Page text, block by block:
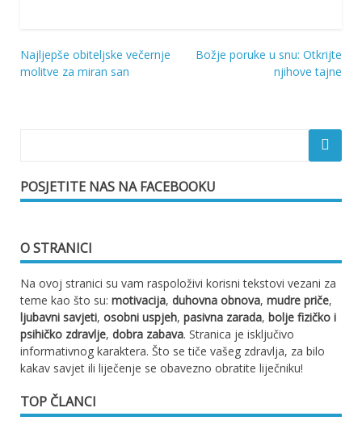
Navigacija
Najljepše obiteljske večernje
molitve za miran san
Božje poruke u snu: Otkrijte
njihove tajne
POSJETITE NAS NA FACEBOOKU
O STRANICI
Na ovoj stranici su vam raspoloživi korisni tekstovi vezani za
teme kao što su: motivacija, duhovna obnova, mudre priče,
ljubavni savjeti, osobni uspjeh, pasivna zarada, bolje fizičko i
psihičko zdravlje, dobra zabava. Stranica je isključivo
informativnog karaktera. Što se tiče vašeg zdravlja, za bilo
kakav savjet ili liječenje se obavezno obratite liječniku!
TOP ČLANCI